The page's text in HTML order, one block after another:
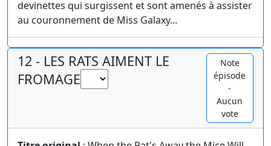
devinettes qui surgissent et sont amenés à assister
au couronnement de Miss Galaxy...
12 - LES RATS AIMENT LE
FROMAGE
Note
épisode
-
Aucun
vote